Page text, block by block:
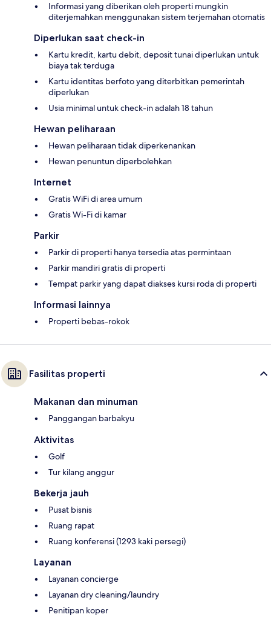
Informasi yang diberikan oleh properti mungkin
diterjemahkan menggunakan sistem terjemahan otomatis
Diperlukan saat check-in
Kartu kredit, kartu debit, deposit tunai diperlukan untuk
biaya tak terduga
Kartu identitas berfoto yang diterbitkan pemerintah
diperlukan
Usia minimal untuk check-in adalah 18 tahun
Hewan peliharaan
Hewan peliharaan tidak diperkenankan
Hewan penuntun diperbolehkan
Internet
Gratis WiFi di area umum
Gratis Wi-Fi di kamar
Parkir
Parkir di properti hanya tersedia atas permintaan
Parkir mandiri gratis di properti
Tempat parkir yang dapat diakses kursi roda di properti
Informasi lainnya
Properti bebas-rokok
Fasilitas properti
Makanan dan minuman
Panggangan barbakyu
Aktivitas
Golf
Tur kilang anggur
Bekerja jauh
Pusat bisnis
Ruang rapat
Ruang konferensi (1293 kaki persegi)
Layanan
Layanan concierge
Layanan dry cleaning/laundry
Penitipan koper